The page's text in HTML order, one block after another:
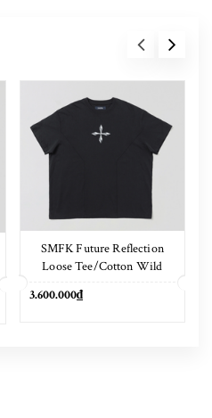
SMFK Future Reflection
Loose Tee/Cotton Wild
3.600.000₫